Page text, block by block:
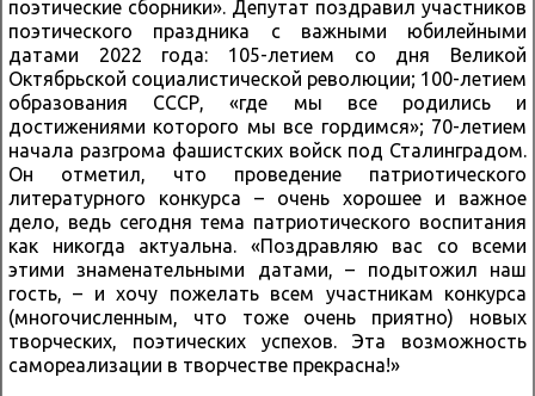
поэтические сборники». Депутат поздравил участников
поэтического праздника с важными юбилейными
датами 2022 года: 105-летием со дня Великой
Октябрьской социалистической революции; 100-летием
образования СССР, «где мы все родились и
достижениями которого мы все гордимся»; 70-летием
начала разгрома фашистских войск под Сталинградом.
Он отметил, что проведение патриотического
литературного конкурса – очень хорошее и важное
дело, ведь сегодня тема патриотического воспитания
как никогда актуальна. «Поздравляю вас со всеми
этими знаменательными датами, – подытожил наш
гость, – и хочу пожелать всем участникам конкурса
(многочисленным, что тоже очень приятно) новых
творческих, поэтических успехов. Эта возможность
самореализации в творчестве прекрасна!»